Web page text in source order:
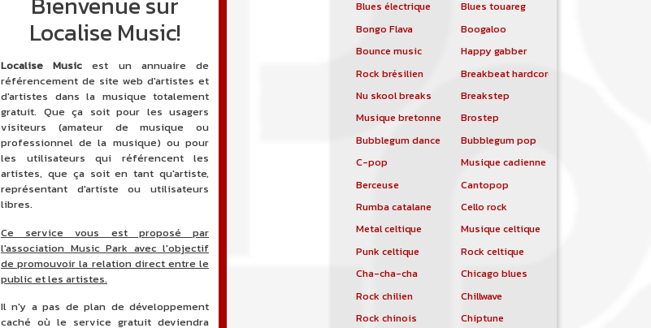
Blues électrique
Blues touareg
Bongo Flava
Boogaloo
Bounce music
Happy gabber
Rock brésilien
Breakbeat hardcore
Nu skool breaks
Breakstep
Musique bretonne
Brostep
Bubblegum dance
Bubblegum pop
C-pop
Musique cadienne
Berceuse
Cantopop
Rumba catalane
Cello rock
Metal celtique
Musique celtique
Punk celtique
Rock celtique
Cha-cha-cha
Chicago blues
Rock chilien
Chillwave
Rock chinois
Chiptune
Localise Music!
Localise Music est un annuaire de
référencement de site web d'artistes et
d'artistes dans la musique totalement
gratuit. Que ça soit pour les usagers
visiteurs (amateur de musique ou
professionnel de la musique) ou pour
les utilisateurs qui référencent les
artistes, que ça soit en tant qu'artiste,
représentant d'artiste ou utilisateurs
libres.
Ce service vous est proposé par
l'association Music Park avec l'objectif
de promouvoir la relation direct entre le
public et les artistes.
Il n'y a pas de plan de développement
caché où le service gratuit deviendra